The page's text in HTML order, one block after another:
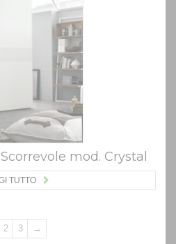
mod. Crystal
TUTTO
2 3 →